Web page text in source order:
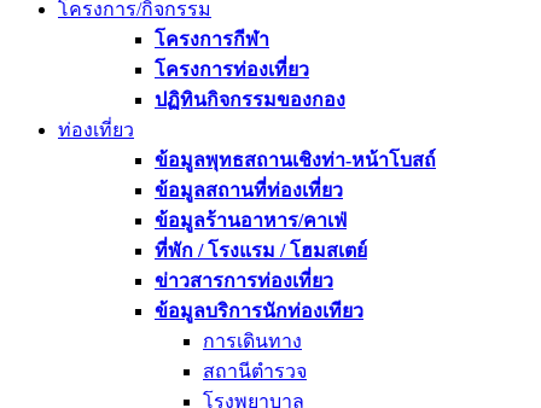
โครงการ/กิจกรรม
โครงการกีฬา
โครงการท่องเที่ยว
ปฏิทินกิจกรรมของกอง
ท่องเที่ยว
ข้อมูลพุทธสถานเชิงท่า-หน้าโบสถ์
ข้อมูลสถานที่ท่องเที่ยว
ข้อมูลร้านอาหาร/คาเฟ่
ที่พัก / โรงแรม / โฮมสเตย์
ข่าวสารการท่องเที่ยว
ข้อมูลบริการนักท่องเทียว
การเดินทาง
สถานีตำรวจ
โรงพยาบาล